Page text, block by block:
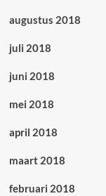
augustus 2018
juli 2018
juni 2018
mei 2018
april 2018
maart 2018
februari 2018